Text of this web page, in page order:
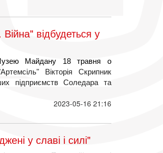
відбудеться у
Майдану 18 травня о
Вікторія Скрипник
підприємств Соледара та
2023-05-16 21:16
у славі і силі"